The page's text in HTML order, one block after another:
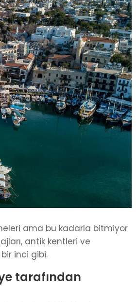
ama bu kadarla bitmiyor
antik kentleri ve
inci gibi.
tarafından